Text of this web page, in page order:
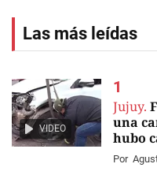
Las más leídas
VIDEO
Jujuy.
una
hubo
Por